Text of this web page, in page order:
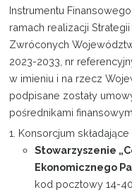
Instrumentu
ramach realizacji
Zwróconych
2023-2033, nr
w imieniu i na rzecz
podpisane zostały
pośrednikami
1. Konsorcjum
Stowarzyszenie
Ekonomicznego
kod pocztowy 14-